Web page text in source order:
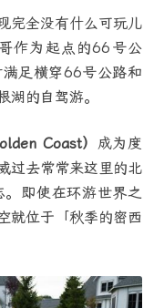
完全没有什么可玩儿
作为起点的66号公
足横穿66号公路和
的自驾游。
Coast） 成为度
过去常常来这里的北
即使在环游世界之
就位于「秋季的密西